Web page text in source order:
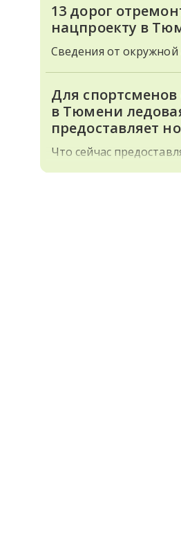
13 дорог
нацпроекту в
Сведения от
Для
в Тюмени
предоставляет
Что сейчас